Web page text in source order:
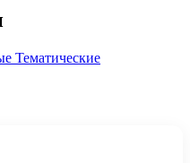
Тематические